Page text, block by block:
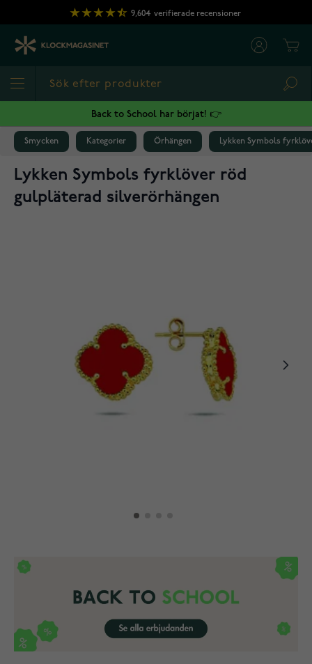
Hoppa till innehållet
9,604 verifierade recensioner
Back to School har börjat! 👉
Smycken Kategorier Örhängen Lykken Symbols
Lykken Symbols fyrklöver röd
gulpläterad silverörhängen